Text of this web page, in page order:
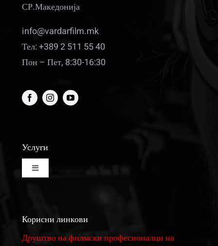
СР.Македонија
info@vardarfilm.mk
Тел: +389 2 511 55 40
Пон – Пет, 8:30-16:30
Услуги
Toggle
Navigation
Изнајмување на студио за монтажа и колор
Корисни линкови
Друштво на филмски професионалци на